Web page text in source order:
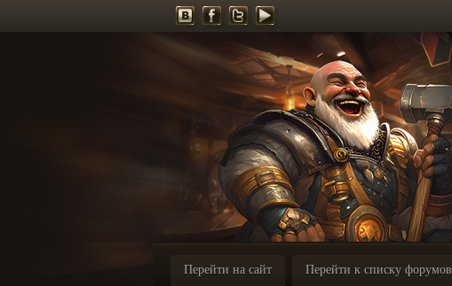
Перейти на сайт Перейти к списку форумов